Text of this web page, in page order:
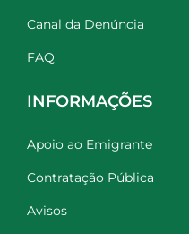
Canal da Denúncia
FAQ
INFORMAÇÕES
Apoio ao Emigrante
Contratação Pública
Avisos